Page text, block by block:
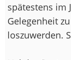
spätestens im
Gelegenheit
loszuwerden.